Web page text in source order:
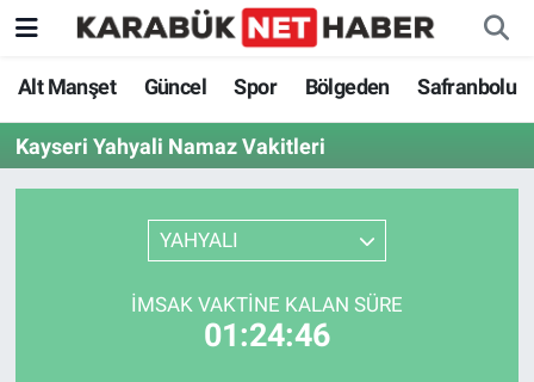
Alt Manşet Güncel Spor Bölgeden Safranbolu
Kayseri Yahyali Namaz Vakitleri
YAHYALI
İMSAK VAKTINE KALAN SÜRE
01:24:46